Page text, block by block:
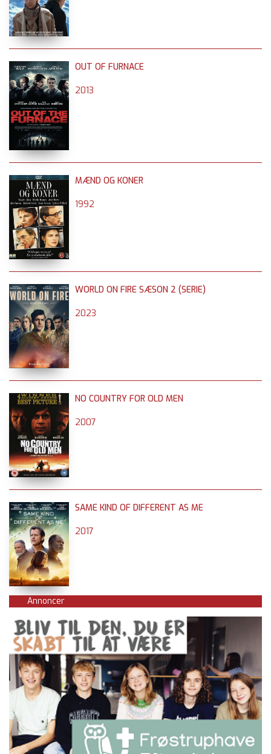
OUT OF FURNACE
2013
MÆND OG KONER
1992
WORLD ON FIRE SÆSON 2 (SERIE)
2023
NO COUNTRY FOR OLD MEN
2007
SAME KIND OF DIFFERENT AS ME
2017
Annoncer